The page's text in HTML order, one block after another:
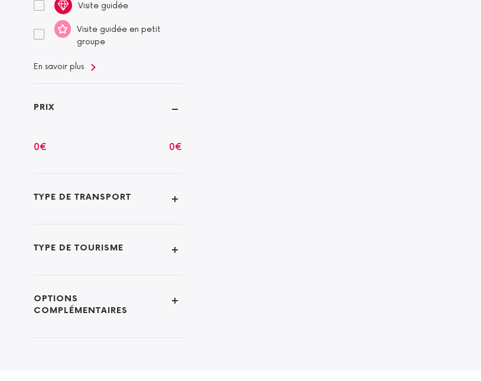
Visite guidée
Visite guidée en petit
groupe
En savoir plus
PRIX
0€ 0€
TYPE DE TRANSPORT
TYPE DE TOURISME
OPTIONS
COMPLÉMENTAIRES